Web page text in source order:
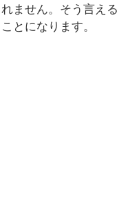
ません。そう言える
とになります。